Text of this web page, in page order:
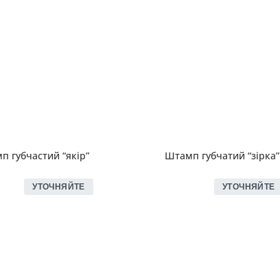
губчастий “якір”
УТОЧНЯЙТЕ
Штамп губчатий “зірка”
УТОЧНЯЙТЕ